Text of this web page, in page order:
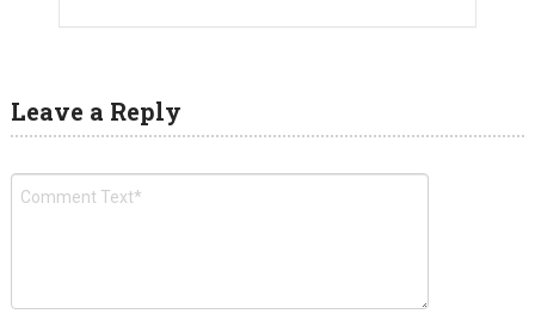
Leave a Reply